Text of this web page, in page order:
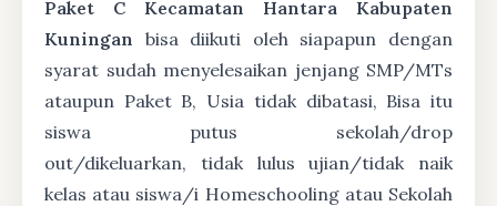
Paket C Kecamatan Hantara Kabupaten
Kuningan bisa diikuti oleh siapapun dengan
syarat sudah menyelesaikan jenjang SMP/MTs
ataupun Paket B, Usia tidak dibatasi, Bisa itu
siswa putus sekolah/drop
out/dikeluarkan, tidak lulus ujian/tidak naik
kelas atau siswa/i Homeschooling atau Sekolah